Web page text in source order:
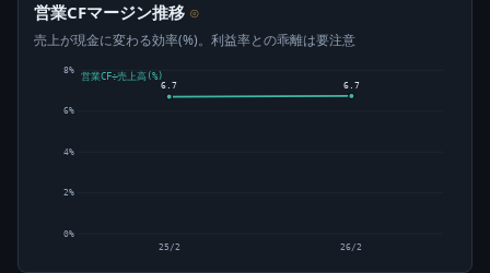
営業CFマージン推移 ⊙
売上が現金に変わる効率(%)。利益率との乖離は要注意
0%
2%
4%
6%
8%
6.7
25/2
6.7
26/2
営業CF÷売上高(%)